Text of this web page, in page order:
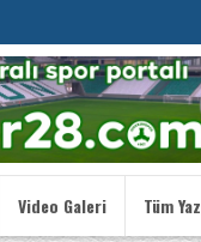
Video Galeri Tüm